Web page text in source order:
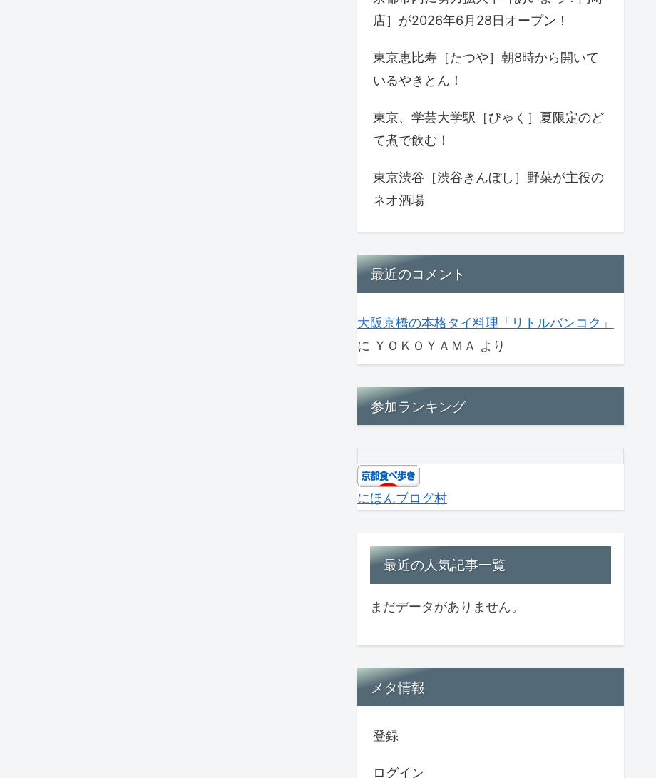
店］が2026年6月28日オープン！
東京恵比寿［たつや］朝8時から開いて
いるやきとん！
東京、学芸大学駅［びゃく］夏限定のど
て煮で飲む！
東京渋谷［渋谷きんぼし］野菜が主役の
ネオ酒場
最近のコメント
大阪京橋の本格タイ料理「リトルバンコク」
に ＹＯＫＯＹＡＭＡ より
参加ランキング
にほんブログ村
最近の人気記事一覧
まだデータがありません。
メタ情報
登録
ログイン